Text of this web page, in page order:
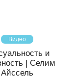
Видео
и
| Селим
Айссель